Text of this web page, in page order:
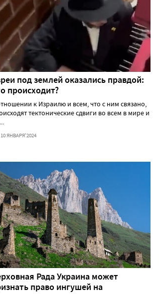
под землей оказались правдой:
происходит?
к Израилю и всем, что с ним связано,
тектонические сдвиги во всем в мире и
10 ЯНВАРЯ'2024
Рада Украина может
право ингушей на